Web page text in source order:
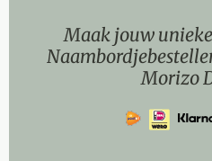
Maak jouw
Morizo